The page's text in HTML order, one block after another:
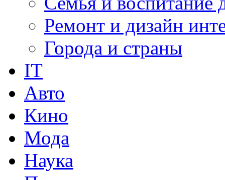
Ремонт и дизайн
Города и страны
IT
Авто
Кино
Мода
Наука